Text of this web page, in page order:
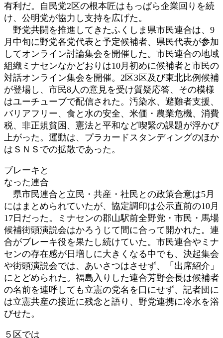
有利だ。自民党2区の根本匠はもっぱら企業回りを続
け、公明党が協力し支持を広げた。
野党共闘を推進してきたふくしま県市民連合は、9
月中旬に野党各党代表と予定候補者、県民代表が参加
してオンライン討論集会を開催した。市民連合の地域
組織ミナセンなかどおりは10月初めに候補者と市民の
対話オンライン集会を開催。2区3区及び東北比例候補
が登場し、市民8人の意見を受け質疑応答、その模様
はユーチューブで配信された。汚染水、避難者支援、
バリアフリー、食と水の安全、米価・農業危機、消費
税、非正規貧困、憲法と平和など喫緊の課題が浮かび
上がった。運動は、プラカードスタンディングのほか
はＳＮＳでの拡散であった。
ブレーキと
なった連合
県市民連合と立民・共産・社民との政策合意は5月
にはまとめられていたが、協定調印は公示直前の10月
17日だった。ミナセンの郡山駅前全野党・市民・馬場
候補街頭演説会はかろうじて間に合って開かれた。連
合がブレーキ役を果たし続けていた。市民連合やミナ
センの存在感が日増しに大きくなる中でも、決起集会
や街頭演説会では、あいさつはさせず、「出席紹介」
にとどめられた。福島入りした連合芳野会長は候補者
の名前を連呼しても立憲の党名を口にせず、記者団に
は立憲共産の接近に残念と語り、野党連携に冷水を浴
びせた。
５区では